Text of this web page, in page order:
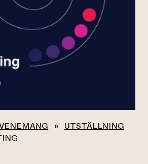
» UTSTÄLLNING